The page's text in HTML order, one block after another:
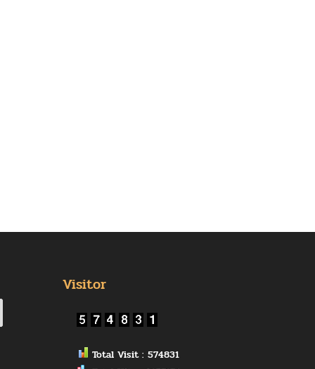
Visitor
Total Visit : 574831